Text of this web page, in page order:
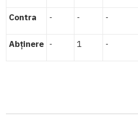
Contra - - -
Abținere - 1 -